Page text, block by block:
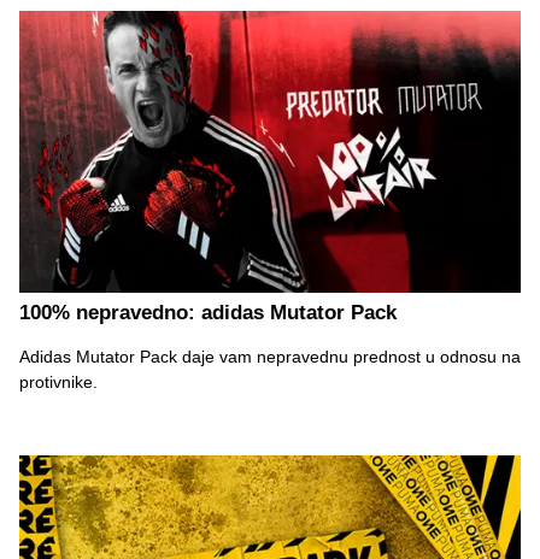
100% nepravedno: adidas Mutator Pack
Adidas Mutator Pack daje vam nepravednu prednost u odnosu na
protivnike.